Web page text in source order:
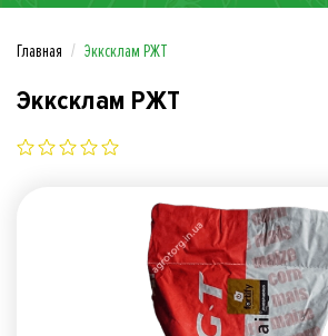
Главная Экксклам РЖТ
Экксклам РЖТ